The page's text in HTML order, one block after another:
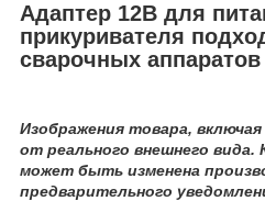
Адаптер 12В для
прикуривателя
сварочных аппаратов
Изображения товара,
от реального внешнего вида.
может быть изменена
предварительного